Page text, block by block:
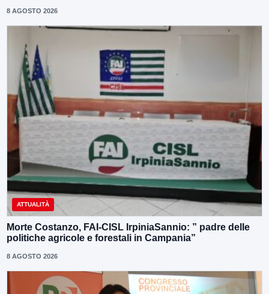
8 AGOSTO 2026
ATTUALITÀ
Morte Costanzo, FAI-CISL IrpiniaSannio: ” padre delle
politiche agricole e forestali in Campania”
8 AGOSTO 2026